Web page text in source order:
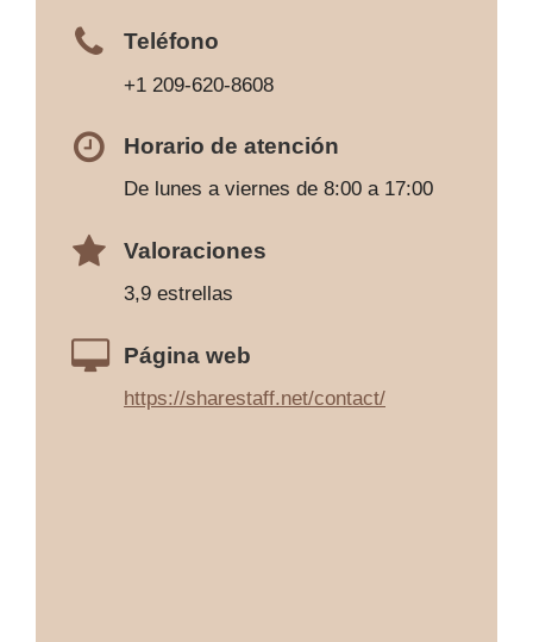
Teléfono
+1 209-620-8608
Horario de atención
De lunes a viernes de 8:00 a 17:00
Valoraciones
3,9 estrellas
Página web
https://sharestaff.net/contact/